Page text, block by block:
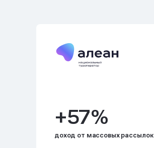
+57 %
доход от массовых рассылок